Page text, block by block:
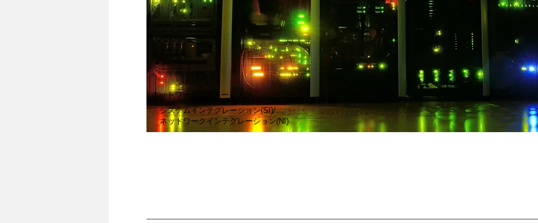
ネットワークソリューション
システムインテグレーション(SI)/
ネットワークインテグレーション(NI)